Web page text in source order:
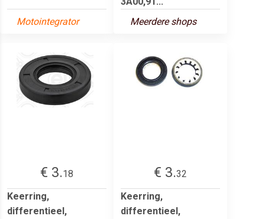
Motointegrator
Meerdere shops
€ 3.18
Keerring,
differentieel,
€ 3.32
Keerring,
differentieel,